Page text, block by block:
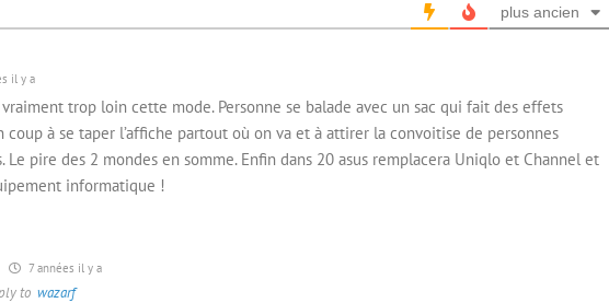
plus ancien
il y a
vraiment trop loin cette mode. Personne se balade avec un sac qui fait des effets
coup à se taper l’affiche partout où on va et à attirer la convoitise de personnes
Le pire des 2 mondes en somme. Enfin dans 20 asus remplacera Uniqlo et Channel et
informatique !
7 années il y a
to wazarf